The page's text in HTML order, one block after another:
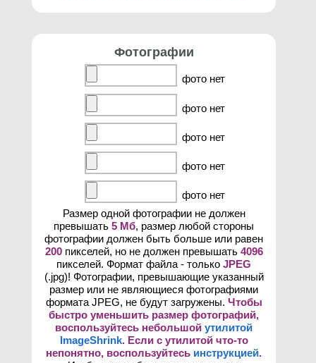
Фотографии
фото нет
фото нет
фото нет
фото нет
фото нет
Размер одной фотографии не должен
превышать 5 Мб, размер любой стороны
фотографии должен быть больше или равен
200пикселей, но не должен превышать 4096
пикселей. Формат файла - только JPEG
(.jpg)! Фотографии, превышающие указанный
размер или не являющиеся фотографиями
формата JPEG, не будут загружены. Чтобы
быстро уменьшить размер фотографий,
воспользуйтесь небольшой утилитой
ImageShrink. Если с утилитой что-то
непонятно, воспользуйтесь инструкцией.